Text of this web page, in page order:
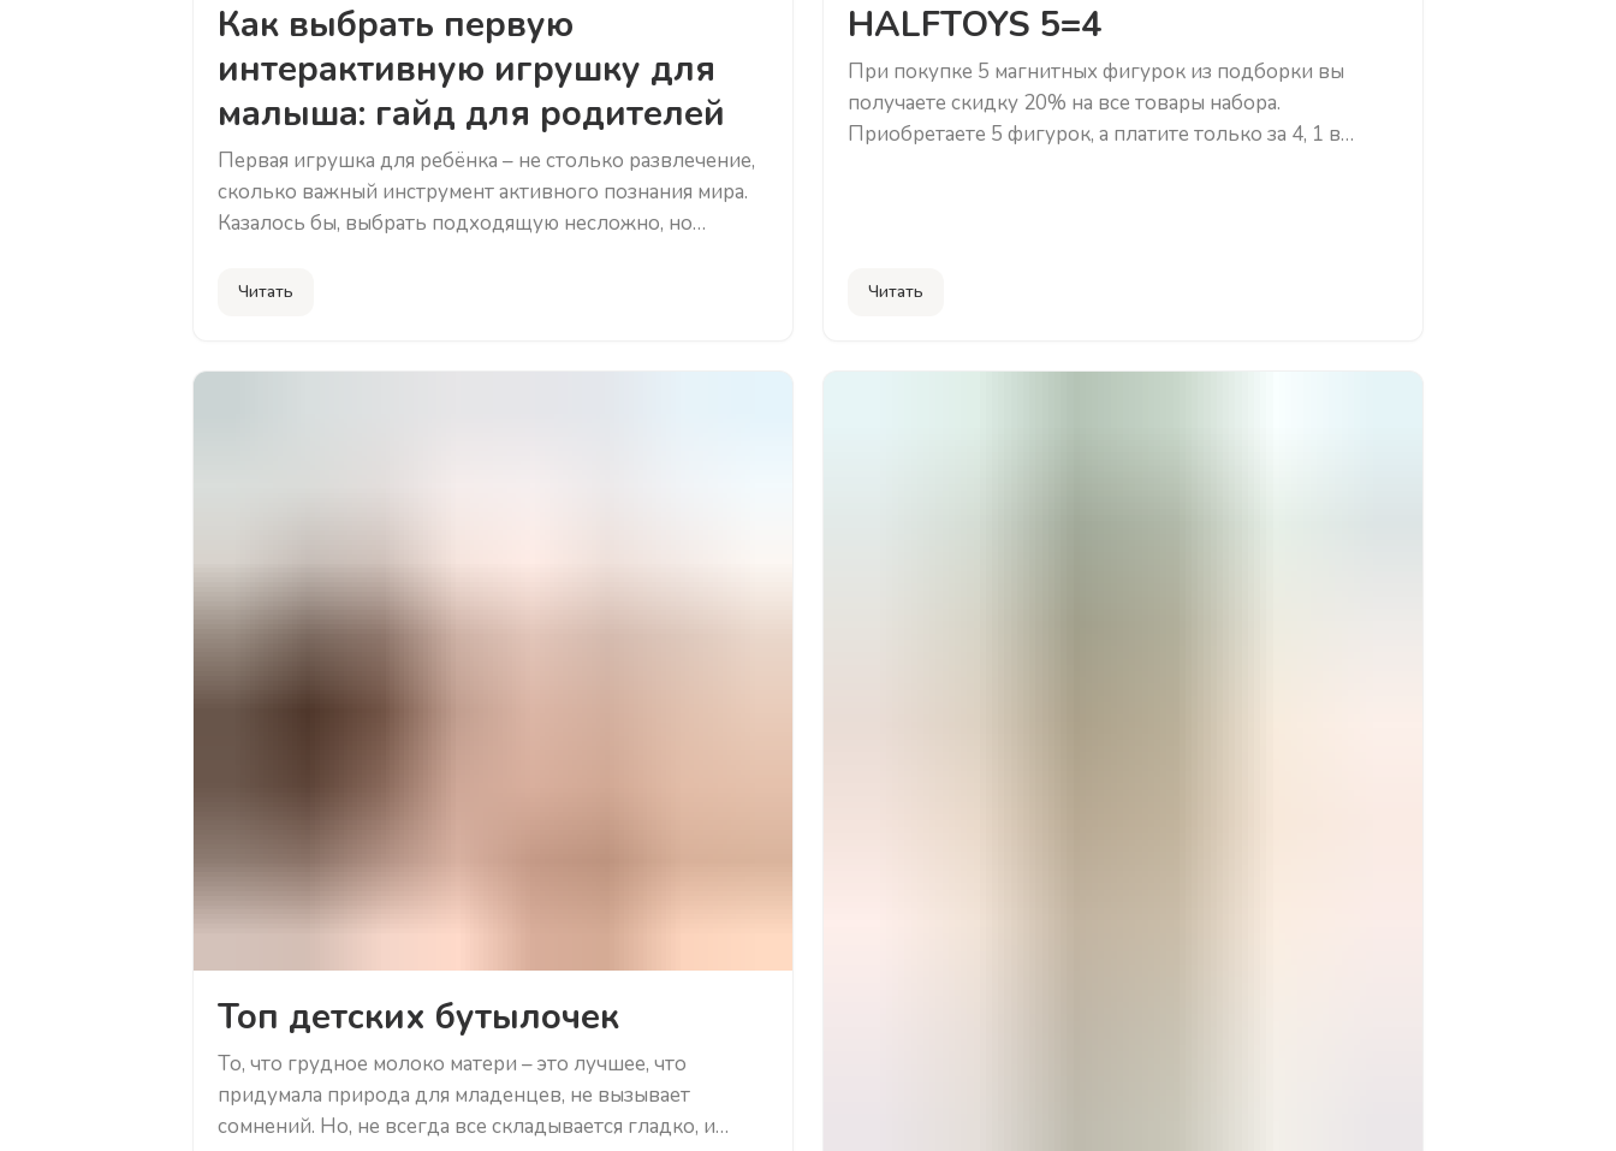
Как выбрать первую
интерактивную игрушку для
малыша: гайд для родителей
Первая игрушка для ребёнка – не столько развлечение,
сколько важный инструмент активного познания мира.
Казалось бы, выбрать подходящую несложно, но
теряются перед витринами: что купить, чтобы было и
гайд для выбора интерактивной игрушки. Здесь мы
Читать
HALFTOYS 5=4
При покупке 5 магнитных фигурок из подборки вы
получаете скидку 20% на все товары набора.
Приобретаете 5 фигурок, а платите только за 4, 1 в
Читать
Топ детских бутылочек
То, что грудное молоко матери – это лучшее, что
придумала природа для младенцев, не вызывает
сомнений. Но, не всегда все складывается гладко, и